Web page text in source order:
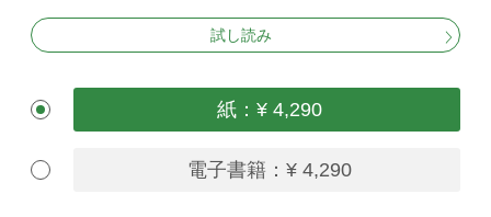
試し読み
紙：¥ 4,290
電子書籍：¥ 4,290